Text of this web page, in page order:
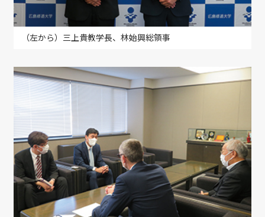
（左から）三上貴教学長、林始興総領事